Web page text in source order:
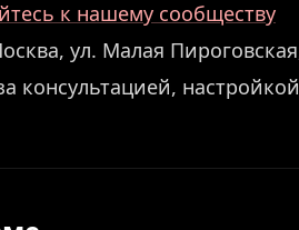
к нашему сообществу
ул. Малая
консультацией,